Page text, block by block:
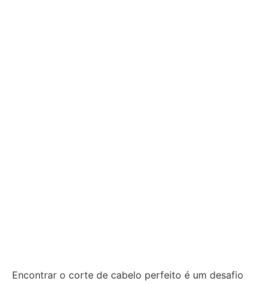
Encontrar o corte de cabelo perfeito é um desafio